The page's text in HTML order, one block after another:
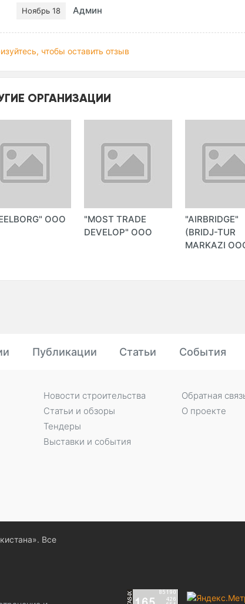
Ноябрь 18 Админ
чтобы оставить отзыв
ОРГАНИЗАЦИИ
ООО
"MOST TRADE
DEVELOP" ООО
"AIRBRIDGE"
(BRIDJ-TUR
MARKAZI
Публикации Статьи События
Новости строительства
Статьи и обзоры
Тендеры
Выставки и события
Обратная
О проекте
Все